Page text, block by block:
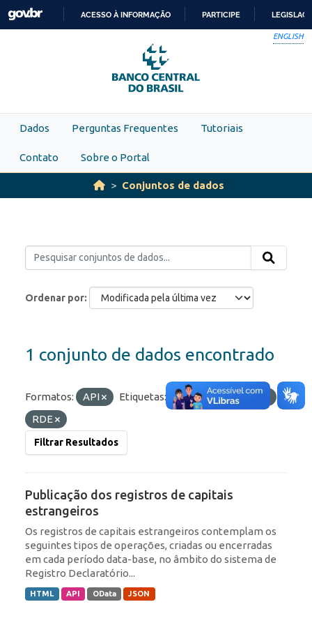
Skip to main content
PARA
O
CONTEÚDO
ACESSO À INFORMAÇÃO PARTICIPE
ENGLISH
Dados Perguntas Frequentes Tutoriais
Contato Sobre o Portal
Conjuntos de dados
Ordenar por
1 conjunto de dados encontrado
Formatos: API Etiquetas: IED
Portfólio
RDE
Filtrar Resultados
Publicação dos registros de capitais
estrangeiros
Os registros de capitais estrangeiros contemplam os
seguintes tipos de operações, criadas ou encerradas
em cada período data-base, no âmbito do sistema de
Registro Declaratório...
HTML API OData JSON